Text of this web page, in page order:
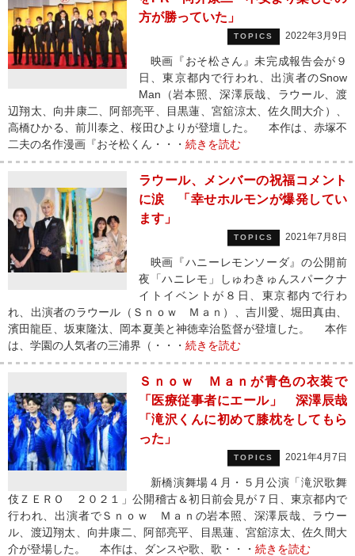
方が勝っていた」
TOPICS 2022年3月9日
映画『おそ松さん』未完成報告会が９
日、東京都内で行われ、出演者のSnow
Man（岩本照、深澤辰哉、ラウール、渡
辺翔太、向井康二、阿部亮平、目黒蓮、宮舘涼太、佐久間大介）、
高橋ひかる、前川泰之、桜田ひよりが登壇した。 本作は、赤塚不
二夫の名作漫画『おそ松くん・・・ 続きを読む
ラウール、メンバーの祝福コメント
に涙 「幸せホルモンが爆発してい
ます」
TOPICS 2021年7月8日
映画『ハニーレモンソーダ』の公開前
夜「ハニレモ」しゅわきゅんスパークナ
イトイベントが８日、東京都内で行わ
れ、出演者のラウール（Ｓｎｏｗ Ｍａｎ）、吉川愛、堀田真由、
濱田龍臣、坂東隆汰、岡本夏美と神徳幸治監督が登壇した。 本作
は、学園の人気者の三浦界（・・・ 続きを読む
Ｓｎｏｗ Ｍａｎが青色の衣装で
「医療従事者にエール」 深澤辰哉
「滝沢くんに初めて膝枕をしてもら
った」
TOPICS 2021年4月7日
新橋演舞場４月・５月公演「滝沢歌舞
伎ＺＥＲＯ ２０２１」公開稽古＆初日前会見が７日、東京都内で
行われ、出演者でＳｎｏｗ Ｍａｎの岩本照、深澤辰哉、ラウー
ル、渡辺翔太、向井康二、阿部亮平、目黒蓮、宮舘涼太、佐久間大
介が登場した。 本作は、ダンスや歌、歌・・・ 続きを読む